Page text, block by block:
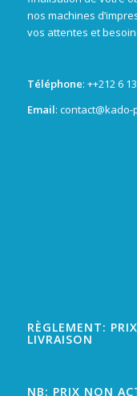
nos machines
vos attentes et
Téléphone: ++212 6
Email: contact@kado-
RÈGLEMENT:
LIVRAISON
NB: PRIX NON